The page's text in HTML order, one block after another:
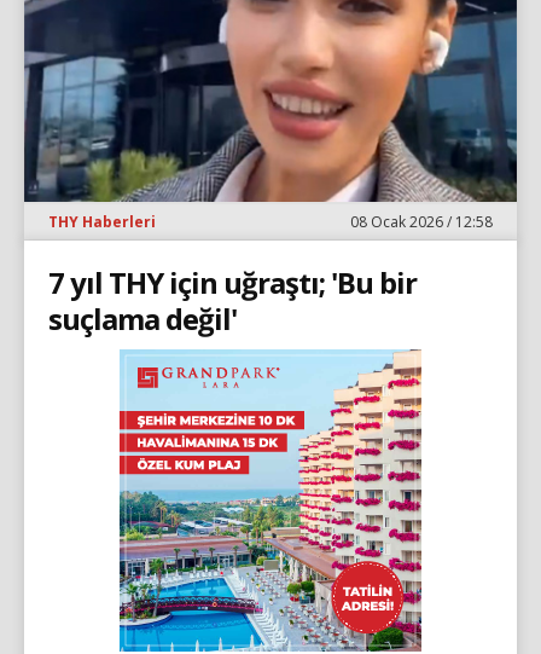
THY Haberleri 08 Ocak 2026 / 12:58
7 yıl THY için uğraştı; 'Bu bir
suçlama değil'